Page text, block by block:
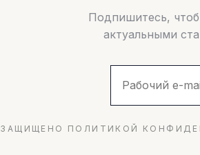
Подпишитесь,
актуальными
ЗАЩИЩЕНО ПОЛИТИКОЙ